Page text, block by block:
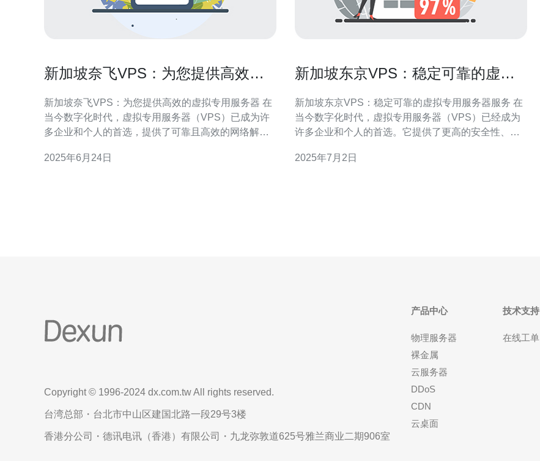
新加坡奈飞VPS：为您提供高效的
新加坡奈飞VPS：为您提供高效的虚拟专用服务器 在
当今数字化时代，虚拟专用服务器（VPS）已成为许
多企业和个人的首选，提供了可靠且高效的网络解决
客户提供强大的虚拟专用服务器服务，帮助他们实现
2025年6月24日
新加坡东京VPS：稳定可靠的虚拟
新加坡东京VPS：稳定可靠的虚拟专用服务器服务 在
当今数字化时代，虚拟专用服务器（VPS）已经成为
许多企业和个人的首选。它提供了更高的安全性、性
新加坡东京地区，有许多供应商提供VPS服务，但其
2025年7月2日
Copyright © 1996-2024 dx.com.tw All rights reserved.
台湾总部・台北市中山区建国北路一段29号3楼
香港分公司・德讯电讯（香港）有限公司・九龙弥敦道625号雅兰商业二期906室
产品中心
物理服务器
裸金属
云服务器
DDoS
CDN
云桌面
技术支持
在线工单